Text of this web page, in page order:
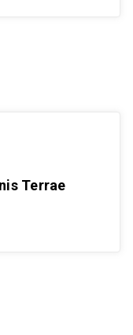
Terrae